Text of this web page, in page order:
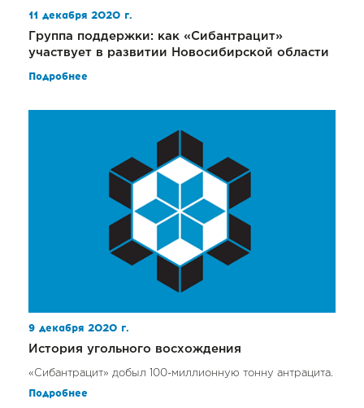
11 декабря 2020 г.
Группа поддержки: как «Сибантрацит»
участвует в развитии Новосибирской области
Подробнее
9 декабря 2020 г.
История угольного восхождения
«Сибантрацит» добыл 100-миллионную тонну антрацита.
Подробнее